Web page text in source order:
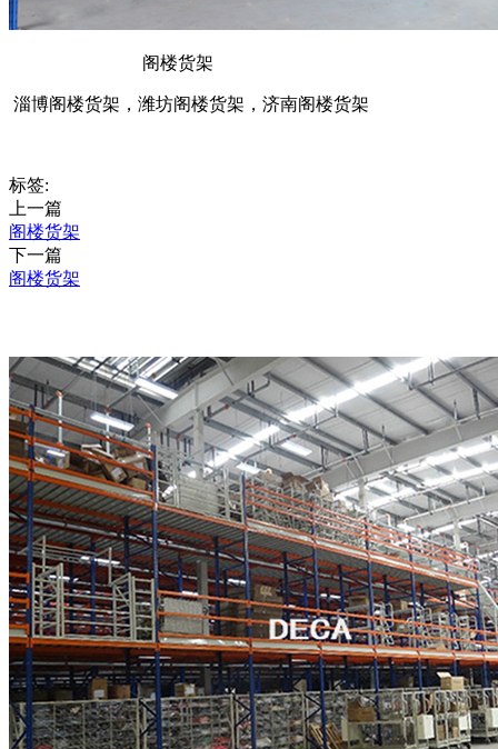
阁楼货架
淄博阁楼货架，潍坊阁楼货架，济南阁楼货架
标签:
上一篇
阁楼货架
下一篇
阁楼货架